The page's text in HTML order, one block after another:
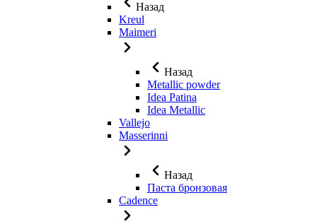
Назад
Kreul
Maimeri
Назад
Metallic powder
Idea Patina
Idea Metallic
Vallejo
Masserinni
Назад
Паста бронзовая
Cadence